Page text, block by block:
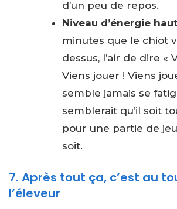
d’un peu de repos.
Niveau d’énergie
minutes que le chiot
dessus, l’air de dire «
Viens jouer ! Viens
semble jamais se
semblerait qu’il soit
pour une partie de
soit.
7. Après tout ça, c’est au
l’éleveur